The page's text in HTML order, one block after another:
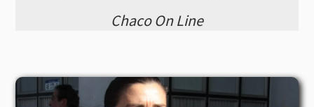
Chaco On Line